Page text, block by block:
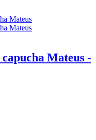
Mateus -